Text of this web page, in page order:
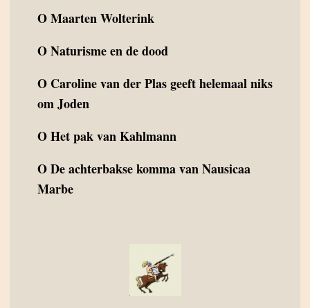
OMaarten Wolterink
ONaturisme en de dood
O Caroline van der Plas geeft helemaal niks
om Joden
OHet pak van Kahlmann
ODe achterbakse komma van Nausicaa
Marbe